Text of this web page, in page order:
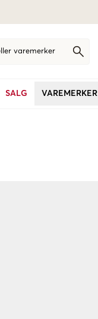
varemerker
SALG VAREMERKER